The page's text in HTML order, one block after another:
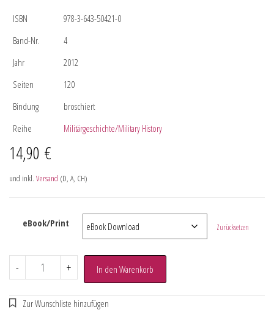
ISBN
978-3-643-50421-0
Band-Nr.
4
Jahr
2012
Seiten
120
Bindung
broschiert
Reihe
Militärgeschichte/Military History
14,90 €
und inkl. Versand (D, A, CH)
eBook/Print Zurücksetzen
- + In den Warenkorb